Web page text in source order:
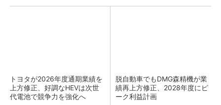
トヨタが2026年度通期業績を
上方修正、好調なHEVは次世
代電池で競争力を強化へ
脱自動車でもDMG森精機が業
績再上方修正、2028年度にピ
ーク利益計画